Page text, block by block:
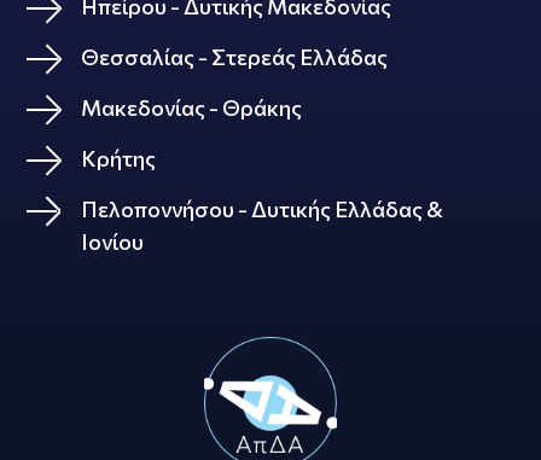
Ηπείρου - Δυτικής Μακεδονίας
Θεσσαλίας - Στερεάς Ελλάδας
Μακεδονίας - Θράκης
Κρήτης
Πελοποννήσου - Δυτικής Ελλάδας &
Ιονίου